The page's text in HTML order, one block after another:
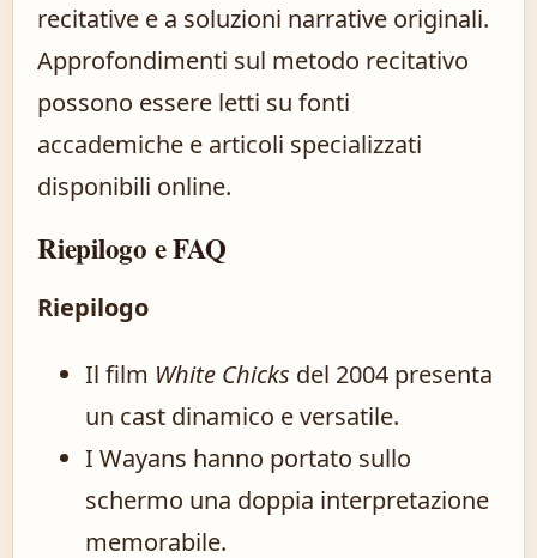
recitative e a soluzioni narrative originali.
Approfondimenti sul metodo recitativo
possono essere letti su fonti
accademiche e articoli specializzati
disponibili online.
Riepilogo e FAQ
Riepilogo
Il film White Chicks del 2004 presenta
un cast dinamico e versatile.
I Wayans hanno portato sullo
schermo una doppia interpretazione
memorabile.